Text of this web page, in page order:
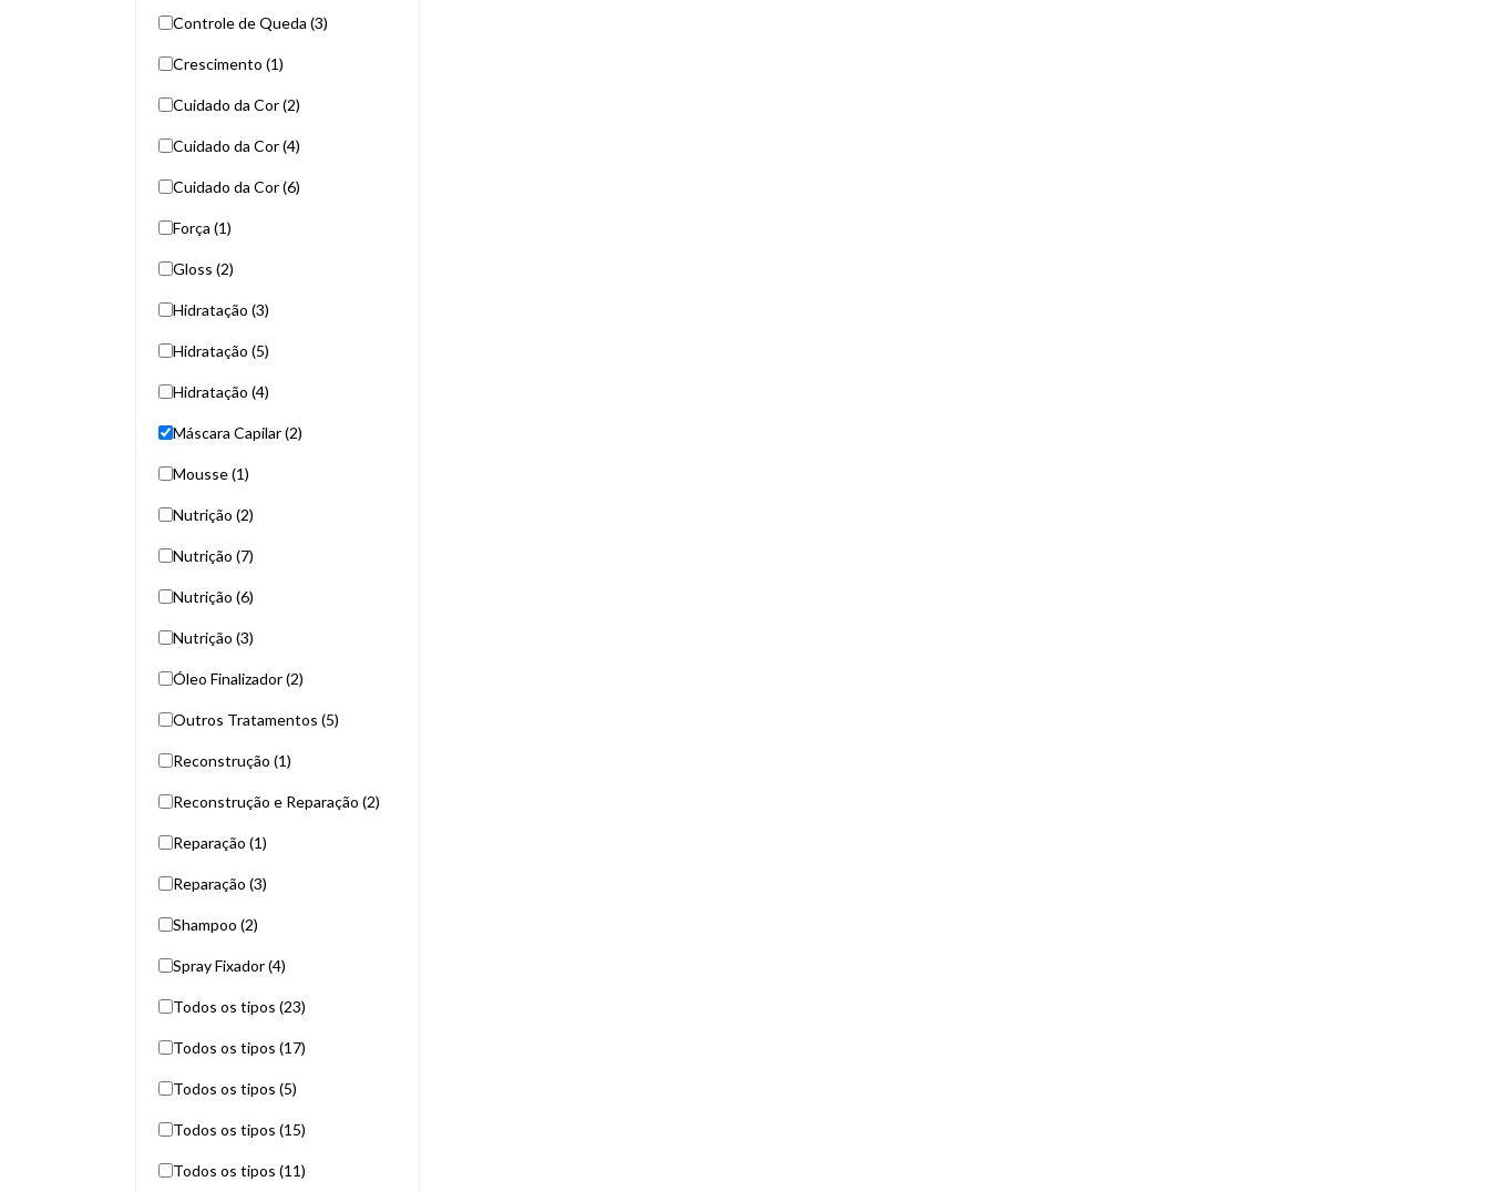
Controle de Queda (3)
Crescimento (1)
Cuidado da Cor (2)
Cuidado da Cor (4)
Cuidado da Cor (6)
Força (1)
Gloss (2)
Hidratação (3)
Hidratação (5)
Hidratação (4)
Máscara Capilar (2)
Mousse (1)
Nutrição (2)
Nutrição (7)
Nutrição (6)
Nutrição (3)
Óleo Finalizador (2)
Outros Tratamentos (5)
Reconstrução (1)
Reconstrução e Reparação (2)
Reparação (1)
Reparação (3)
Shampoo (2)
Spray Fixador (4)
Todos os tipos (23)
Todos os tipos (17)
Todos os tipos (5)
Todos os tipos (15)
Todos os tipos (11)